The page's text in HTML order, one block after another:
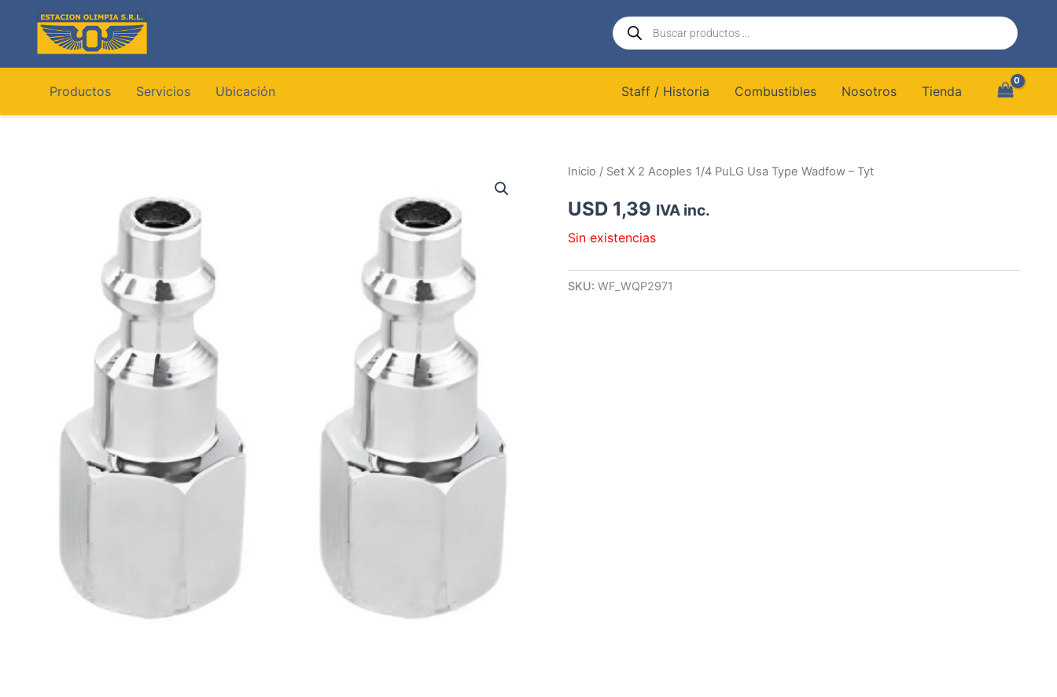
contenido
Búsqueda
de
productos
Productos Servicios Ubicación Staff / Historia Combustibles Nosotros Tienda
Inicio / Set X 2 Acoples 1/4 PuLG Usa Type Wadfow – Tyt
USD 1,39 IVA inc.
Sin existencias
SKU: WF_WQP2971